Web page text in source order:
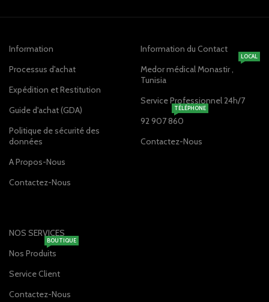
Information
Processus d'achat
Expédition et Restitution
Guide d'achat (GDA)
Politique de sécurité des
données
A Propos-Nous
Contactez-Nous
Information du Contact
Medor médical Monastir ,
Tunisia
LOCAL
Service Professionnel 24h/7
92 907 860
TÉLÉPHONE
Contactez-Nous
NOS SERVICES
Nos Produits
BOUTIQUE
Service Client
Contactez-Nous